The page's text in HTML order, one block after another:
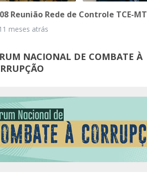
Reunião Rede de Controle TCE-MT
meses atrás
NACIONAL DE COMBATE À